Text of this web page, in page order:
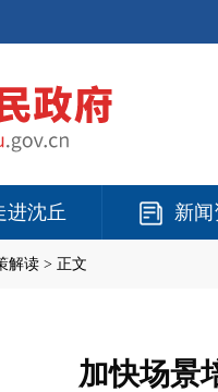
进沈丘 新
解读 > 正文
加快场景